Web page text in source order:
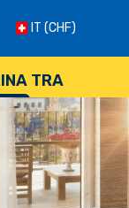
IT (CHF)
TRA
--